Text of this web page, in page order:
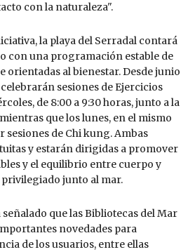
con la naturaleza".
la playa del Serradal contará
con una programación estable de
orientadas al bienestar. Desde junio
sesiones de Ejercicios
de 8:00 a 9:30 horas, junto a la
que los lunes, en el mismo
de Chi kung. Ambas
y estarán dirigidas a promover
y el equilibrio entre cuerpo y
junto al mar.
que las Bibliotecas del Mar
novedades para
de los usuarios, entre ellas